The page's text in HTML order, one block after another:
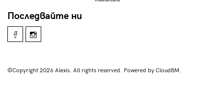
Последвайте ни
©Copyright 2026 Alexis. All rights reserved. Powered by CloudBM.